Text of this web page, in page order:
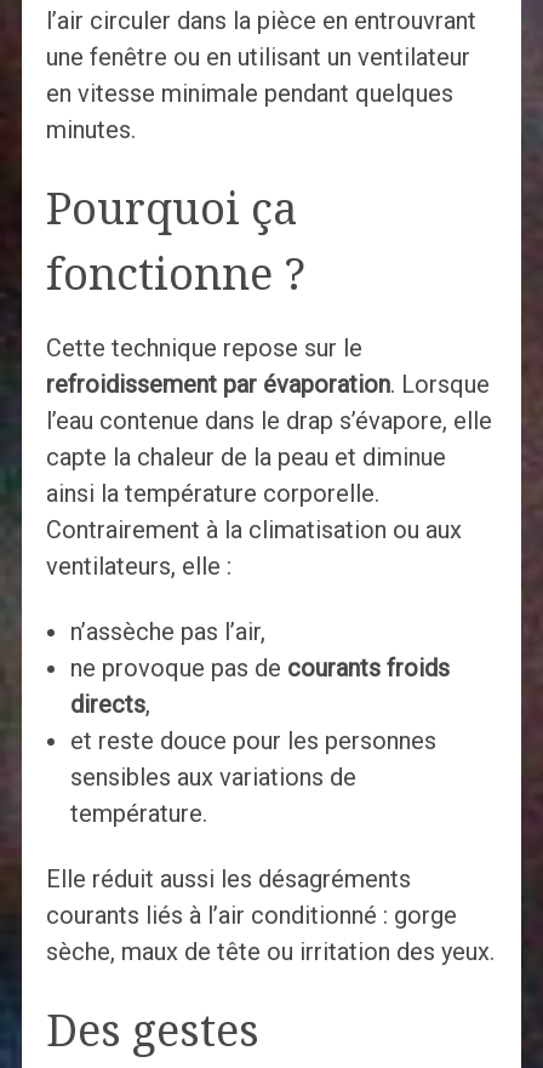
l’air circuler dans la pièce en entrouvrant
une fenêtre ou en utilisant un ventilateur
en vitesse minimale pendant quelques
minutes.
Pourquoi ça
fonctionne ?
Cette technique repose sur le
refroidissement par évaporation. Lorsque
l’eau contenue dans le drap s’évapore, elle
capte la chaleur de la peau et diminue
ainsi la température corporelle.
Contrairement à la climatisation ou aux
ventilateurs, elle :
n’assèche pas l’air,
ne provoque pas de courants froids
directs,
et reste douce pour les personnes
sensibles aux variations de
température.
Elle réduit aussi les désagréments
courants liés à l’air conditionné : gorge
sèche, maux de tête ou irritation des yeux.
Des gestes